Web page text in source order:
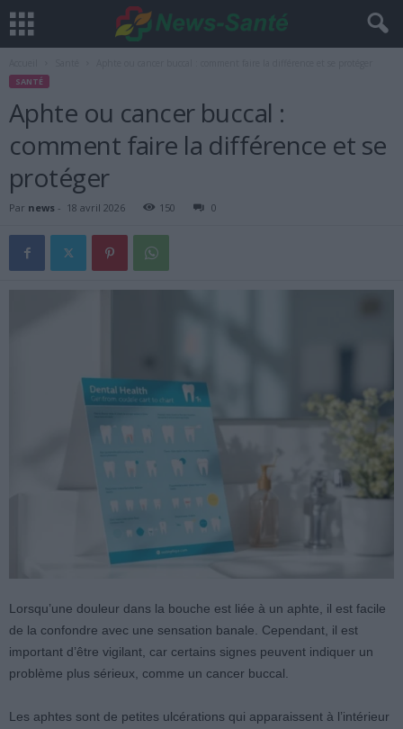
SANTÉ
Aphte ou cancer buccal :
comment faire la différence et se
protéger
Par news - 18 avril 2026 150 0
Lorsqu’une douleur dans la bouche est liée à un aphte, il est facile
de la confondre avec une sensation banale. Cependant, il est
important d’être vigilant, car certains signes peuvent indiquer un
problème plus sérieux, comme un cancer buccal.
Les aphtes sont de petites ulcérations qui apparaissent à l’intérieur